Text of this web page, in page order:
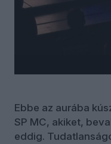
Ebbe az aurába
SP MC, akiket,
eddig.